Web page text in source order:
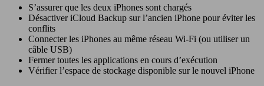
S’assurer que les deux iPhones sont chargés
Désactiver iCloud Backup sur l’ancien iPhone pour éviter les
conflits
Connecter les iPhones au même réseau Wi-Fi (ou utiliser un
câble USB)
Fermer toutes les applications en cours d’exécution
Vérifier l’espace de stockage disponible sur le nouvel iPhone